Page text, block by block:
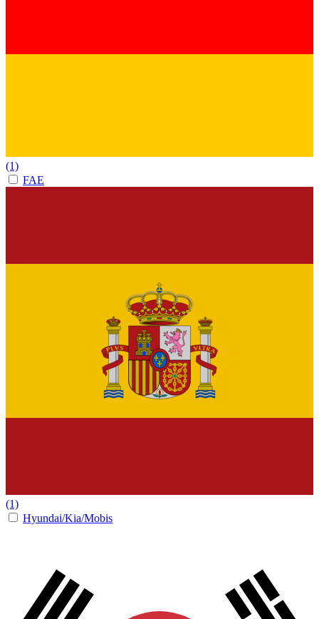
(1)
FAE
(1)
Hyundai/Kia/Mobis